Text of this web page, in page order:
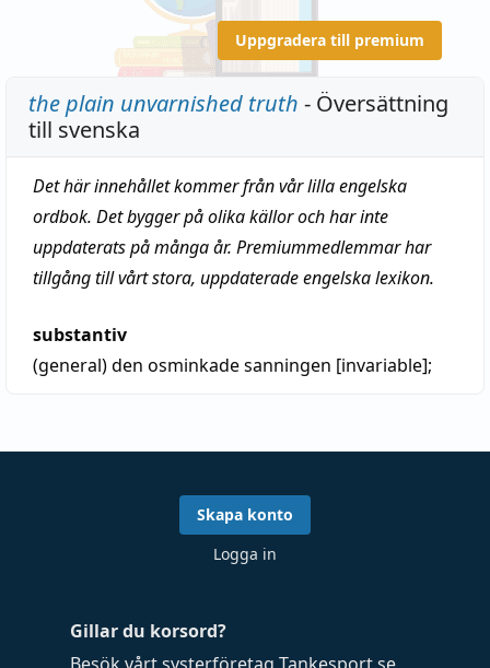
Uppgradera till premium
the plain unvarnished truth - Översättning
till svenska
Det här innehållet kommer från vår lilla engelska
ordbok. Det bygger på olika källor och har inte
uppdaterats på många år. Premiummedlemmar har
tillgång till vårt stora, uppdaterade engelska lexikon.
substantiv
(general)den osminkade sanningen [invariable];
Gillar du korsord?
Skapa konto
Logga in